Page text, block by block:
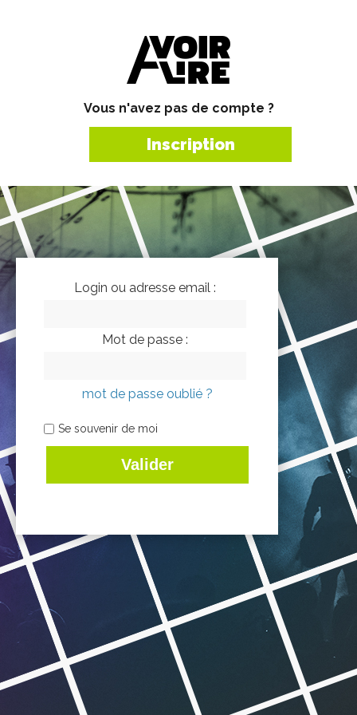
Vous n'avez pas de compte ?
Inscription
Login ou adresse email :
Mot de passe :
mot de passe oublié ?
Se souvenir de moi